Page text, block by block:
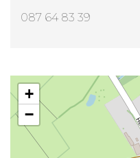
087 64 83 39
Mr Eric Reyniers
+
−